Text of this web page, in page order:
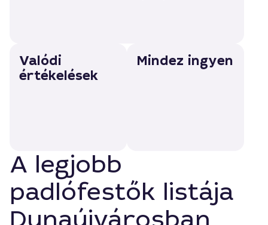
Valódi
értékelések
Mindez ingyen
A legjobb
padlófestők listája